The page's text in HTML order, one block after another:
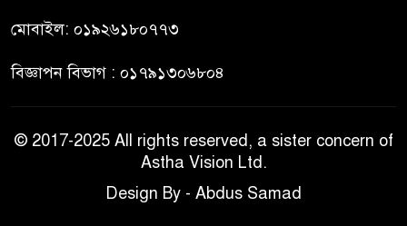
সাংবাদিক পেটালো বিএনপি-
মোবাইল: ০১৯২৬১৮০৭৭৩
বিজ্ঞাপন বিভাগ : ০১৭৯১৩০৬৮০৪
© 2017-2025 All rights reserved, a sister concern of
Astha Vision Ltd.
Design By - Abdus Samad